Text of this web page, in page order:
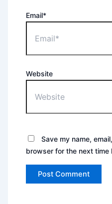
Email*
Website
Save my name,
browser for the next time